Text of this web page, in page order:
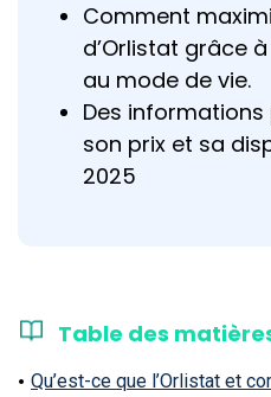
Comment
d’Orlistat grâce
au mode de vie.
Des
son prix et sa
2025
Table des
Qu’est-ce que l’Orlistat et